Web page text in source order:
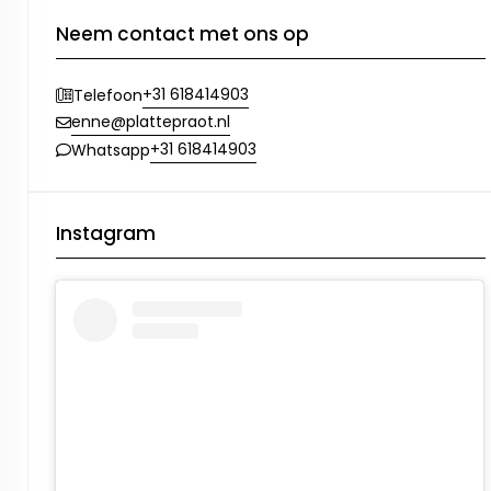
Neem contact met ons op
Telefoon+31 618414903
enne@plattepraot.nl
Whatsapp+31 618414903
Instagram